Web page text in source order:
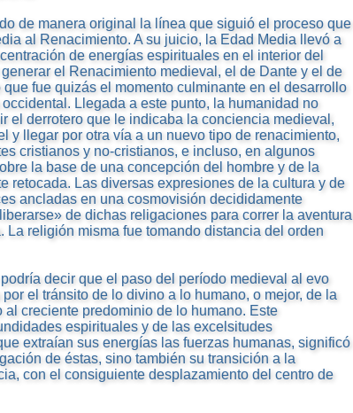
de manera original la línea que siguió el proceso que
al Renacimiento. A su juicio, la Edad Media llevó a
de energías espirituales en el interior del
el Renacimiento medieval, el de Dante y el de
fue quizás el momento culminante en el desarrollo
Llegada a este punto, la humanidad no
el derrotero que le indicaba la conciencia medieval,
y llegar por otra vía a un nuevo tipo de renacimiento,
cristianos y no-cristianos, e incluso, en algunos
la base de una concepción del hombre y de la
retocada. Las diversas expresiones de la cultura y de
ancladas en una cosmovisión decididamente
de dichas religaciones para correr la aventura
La religión misma fue tomando distancia del orden
decir que el paso del período medieval al evo
el tránsito de lo divino a lo humano, o mejor, de la
creciente predominio de lo humano. Este
espirituales y de las excelsitudes
extraían sus energías las fuerzas humanas, significó
de éstas, sino también su transición a la
con el consiguiente desplazamiento del centro de